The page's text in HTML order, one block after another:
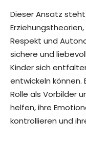
Dieser Ansatz
Respekt und
sichere und
Kinder sich
entwickeln können.
Rolle als Vorbilder
helfen, ihre
kontrollieren und